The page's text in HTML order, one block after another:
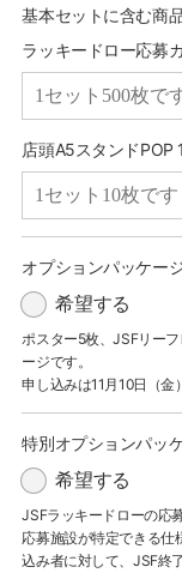
基本セットに含む商
ラッキードロー応募
店頭A5スタンドPOP
オプションパッケー
希望する
ポスター5枚、JSFリー
ージです。
申し込みは11月10日（金
特別オプションパッ
希望する
JSFラッキードローの応
応募施設が特定できる仕
込み者に対して、JSF終